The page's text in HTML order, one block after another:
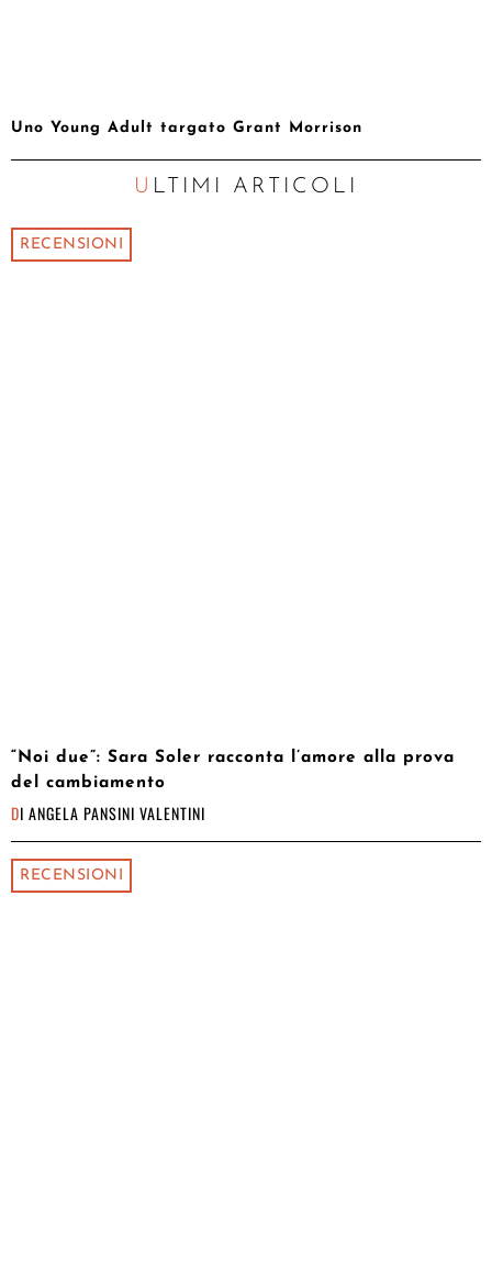
Uno Young Adult targato Grant Morrison
ULTIMI ARTICOLI
RECENSIONI
“Noi due”: Sara Soler racconta l’amore alla prova
del cambiamento
DI ANGELA PANSINI VALENTINI
RECENSIONI